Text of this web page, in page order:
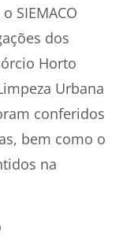
SIEMACO
dos
Horto
Urbana
conferidos
bem como o
na